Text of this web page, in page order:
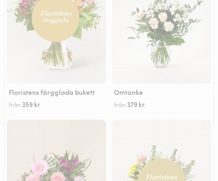
Floristens färgglada bukett
från 359 kr
Omtanke
från 379 kr